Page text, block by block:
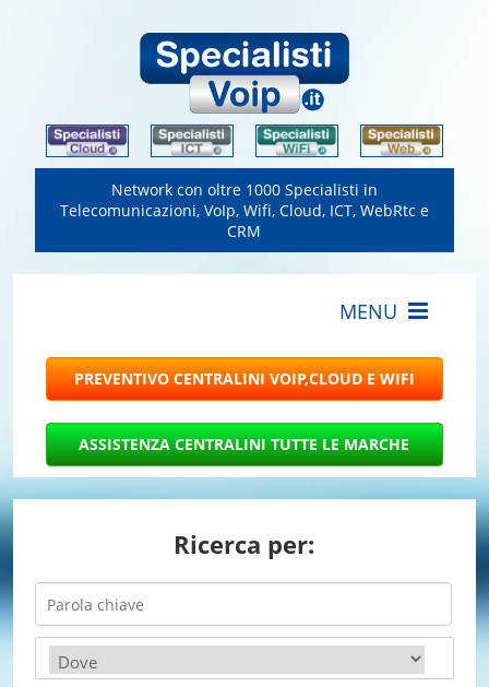
Network con oltre 1000 Specialisti in
Telecomunicazioni, VoIp, Wifi, Cloud, ICT, WebRtc e
CRM
Ricerca per: